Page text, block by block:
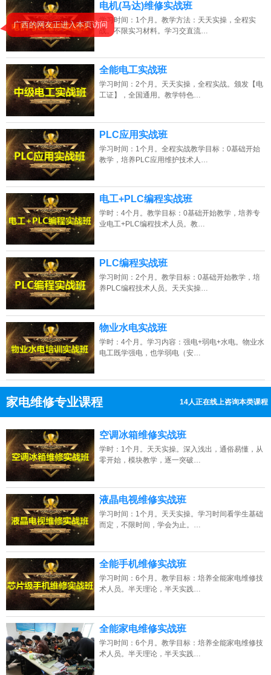
电机(马达)维修实战班
学习时间：1个月。教学方法：天天实操，全程实
战。不限实习材料。学习交直流…
全能电工实战班
学习时间：2个月。天天实操，全程实战。颁发【电
工证】，全国通用。教学特色…
PLC应用实战班
学习时间：1个月。全程实战教学目标：0基础开始
教学，培养PLC应用维护技术人…
电工+PLC编程实战班
学时：4个月。教学目标：0基础开始教学，培养专
业电工+PLC编程技术人员。教…
PLC编程实战班
学习时间：2个月。教学目标：0基础开始教学，培
养PLC编程技术人员。天天实操…
物业水电实战班
学时：4个月。学习内容：强电+弱电+水电。物业水
电工既学强电，也学弱电（安…
家电维修专业课程 14人正在线上咨询本类课程
点击免费咨询电话：13807313137
空调冰箱维修实战班
学时：1个月。天天实操。深入浅出，通俗易懂，从
零开始，模块教学，逐一突破…
液晶电视维修实战班
学习时间：1个月。天天实操。学习时间看学生基础
而定，不限时间，学会为止。…
全能手机维修实战班
学习时间：6个月。教学目标：培养全能家电维修技
术人员。半天理论，半天实践…
全能家电维修实战班
学习时间：6个月。教学目标：培养全能家电维修技
术人员。半天理论，半天实践…